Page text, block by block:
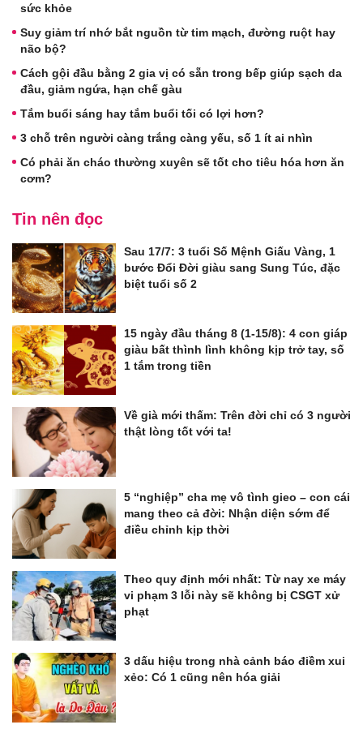
sức khỏe
Suy giảm trí nhớ bắt nguồn từ tim mạch, đường ruột hay
não bộ?
Cách gội đầu bằng 2 gia vị có sẵn trong bếp giúp sạch da
đầu, giảm ngứa, hạn chế gàu
Tắm buổi sáng hay tắm buổi tối có lợi hơn?
3 chỗ trên người càng trắng càng yếu, số 1 ít ai nhìn
Có phải ăn cháo thường xuyên sẽ tốt cho tiêu hóa hơn ăn
cơm?
Tin nên đọc
Sau 17/7: 3 tuổi Số Mệnh Giấu Vàng, 1
bước Đổi Đời giàu sang Sung Túc, đặc
biệt tuổi số 2
15 ngày đầu tháng 8 (1-15/8): 4 con giáp
giàu bất thình lình không kịp trở tay, số
1 tắm trong tiền
Về già mới thấm: Trên đời chỉ có 3 người
thật lòng tốt với ta!
5 “nghiệp” cha mẹ vô tình gieo – con cái
mang theo cả đời: Nhận diện sớm để
điều chỉnh kịp thời
Theo quy định mới nhất: Từ nay xe máy
vi phạm 3 lỗi này sẽ không bị CSGT xử
phạt
3 dấu hiệu trong nhà cảnh báo điềm xui
xẻo: Có 1 cũng nên hóa giải